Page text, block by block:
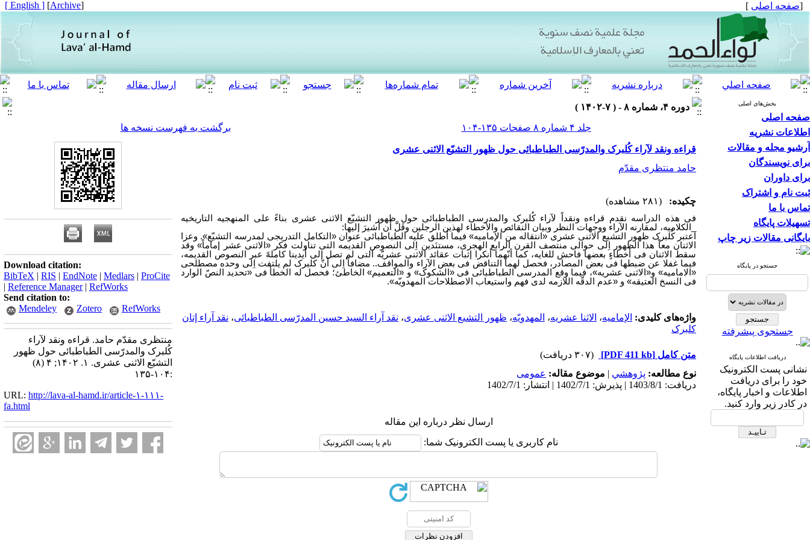
[صفحه اصلی ]
[
Archive
]
[ English ]
بخش‌های اصلی
صفحه اصلی
اطلاعات نشریه
آرشیو مجله و مقالات
برای نویسندگان
برای داوران
ثبت نام و اشتراک
تماس با ما
تسهیلات پایگاه
بایگانی مقالات زیر چاپ
جستجو در پایگاه
جستجوی پیشرفته
دریافت اطلاعات پایگاه
نشانی پست الکترونیک
خود را برای دریافت
اطلاعات و اخبار پایگاه،
در کادر زیر وارد کنید.
دوره ۴، شماره ۸ - ( ۷-۱۴۰۲ )
جلد ۴ شماره ۸ صفحات ۱۳۵-۱۰۴
برگشت به فهرست نسخه ها
قراءه ونقد لآراء کُلبرک والمدرّسی الطباطبائی حول ظهور التشیّع الاثنی عشری
حامد منتظری مقدّم
چکیده: (۲۸۱ مشاهده)
فی هذه الدراسه نقدم قراءه ونقداً لآراء کُلبرک والمدرسی الطباطبائی حول ظهور التشیّع الاثنی عشری بناءً علی المنهجیه التاریخیه
_الکلامیه، لمقارنه الآراء ووجهات النظر وبیان النقائص والأخطاء لهذین الرجلین وقَلَّ أن أشیرَ إلیها:
اعتبر کُلبرک ظهور التشیع الاثنی عشری «انتقاله من الإمامیه» فیما أطلق علیه الطباطبائی عنوان «التکامل التدریجی لمدرسه التشیّع». وعزا
الاثنان معاً هذا الظهور اِلی حوالی منتصف القرن الرابع الهجری، مستنَدین اِلی النصوص القدیمه التی تناولت فکر «الاثنی عشر إماماً» وقد
سقط الاثنان فی أخطاءٍ بعضها فاحش للغایه، کما أنّهما أنکرا إثبات عقائد الاثنی عشریّه التی لم تصل إلی أیدینا کاملهً عبر النصوص القدیمه،
فیما غفلا عن ضبطها فی بعض المصادر، فحصل لهما التناقض فی بعض الآراء والمواقف.. مضافاً اِلی أنّ کلبرک لم یلتفت اِلی وحده مصطلحی
«الامامیه» و«الاثنی عشریه»، فیما وقع المدرسی الطباطبائی فی «الشکوک» و «التعمیم» الخاطئ؛ فحصل له الخطأ فی «تحدید النصّ الوارد
فی النسخ العتیقه» و «عدم الدقّه اللازمه لدی فهم واستیعاب الاصطلاحات المهدویّه».
واژه‌های کلیدی: الإمامیه، الاثنا عشریه، المهدویّه، ظهور التشیع الاثنی عشری، نقد آراء السید حسین المدرّسی الطباطبائی، نقد آراء إتان
کلبرک
متن کامل [PDF 411 kb]
(۳۰۷ دریافت)
نوع مطالعه: پژوهشي | موضوع مقاله: عمومى
دریافت: 1403/8/1 | پذیرش: 1402/7/1 | انتشار: 1402/7/1
ارسال نظر درباره این مقاله
نام کاربری یا پست الکترونیک شما:
Download citation:
BibTeX | RIS | EndNote | Medlars | ProCite
| Reference Manager| RefWorks
Send citation to:
Mendeley
Zotero RefWorks
منتظری مقدّم حامد. قراءه ونقد لآراء
کُلبرک والمدرّسی الطباطبائی حول ظهور
التشیّع الاثنی عشری. ۱. ۱۴۰۲; ۴ (۸)
:۱۰۴-۱۳۵
URL: http://lava-al-hamd.ir/article-۱-۱۱۱-
fa.html